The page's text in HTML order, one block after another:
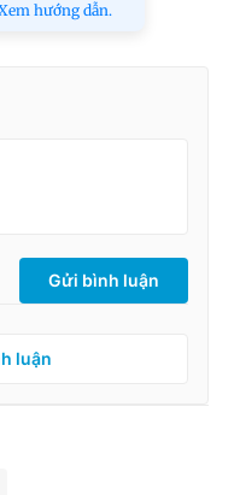
hướng dẫn.
Gửi bình luận
luận